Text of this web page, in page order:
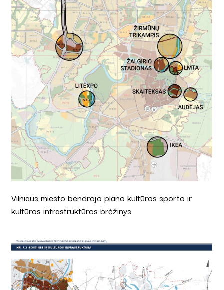
Vilniaus miesto bendrojo plano kultūros sporto ir
kultūros infrastruktūros brėžinys